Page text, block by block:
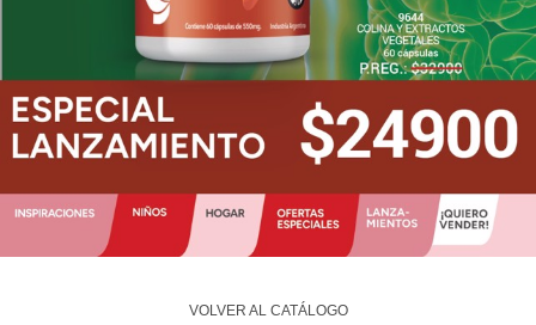
VOLVER AL CATÁLOGO